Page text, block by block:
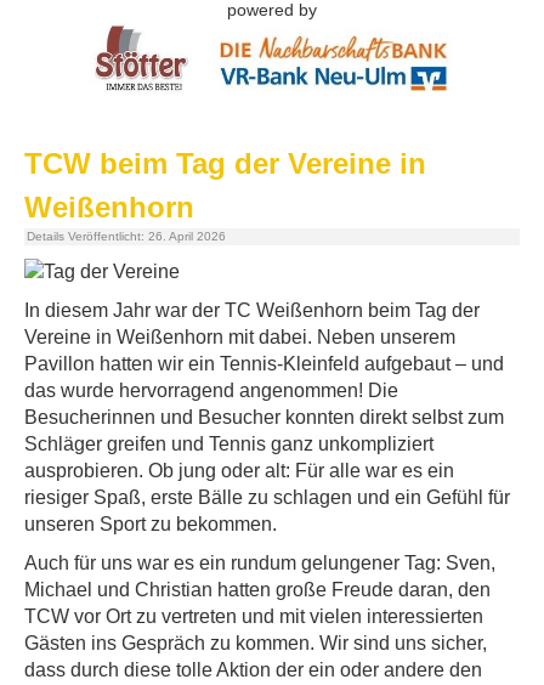
powered by
TCW beim Tag der Vereine in
Weißenhorn
Details Veröffentlicht: 26. April 2026
In diesem Jahr war der TC Weißenhorn beim Tag der
Vereine in Weißenhorn mit dabei. Neben unserem
Pavillon hatten wir ein Tennis-Kleinfeld aufgebaut – und
das wurde hervorragend angenommen! Die
Besucherinnen und Besucher konnten direkt selbst zum
Schläger greifen und Tennis ganz unkompliziert
ausprobieren. Ob jung oder alt: Für alle war es ein
riesiger Spaß, erste Bälle zu schlagen und ein Gefühl für
unseren Sport zu bekommen.
Auch für uns war es ein rundum gelungener Tag: Sven,
Michael und Christian hatten große Freude daran, den
TCW vor Ort zu vertreten und mit vielen interessierten
Gästen ins Gespräch zu kommen. Wir sind uns sicher,
dass durch diese tolle Aktion der ein oder andere den